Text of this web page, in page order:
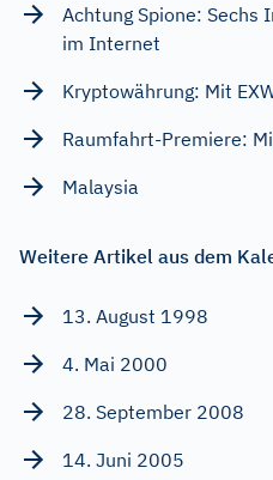
Achtung Spione:
im Internet
Kryptowährung: Mit
Raumfahrt-Premiere:
Malaysia
Weitere Artikel aus dem
13. August 1998
4. Mai 2000
28. September 2008
14. Juni 2005